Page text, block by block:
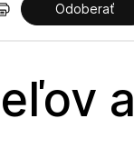
Odoberať
a